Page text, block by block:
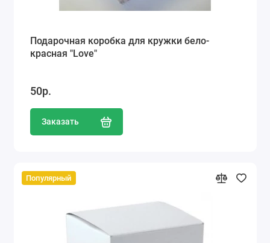
Подарочная коробка для кружки бело-
красная "Love"
50р.
Заказать
Популярный